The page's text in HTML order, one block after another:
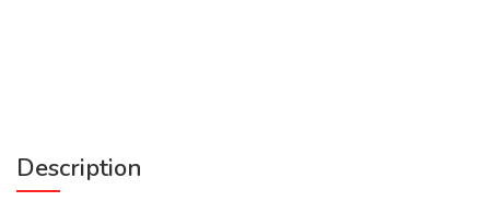
Description